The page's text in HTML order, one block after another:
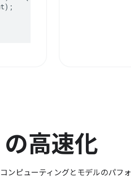
);
高速化
ンピューティングとモデルのパフ